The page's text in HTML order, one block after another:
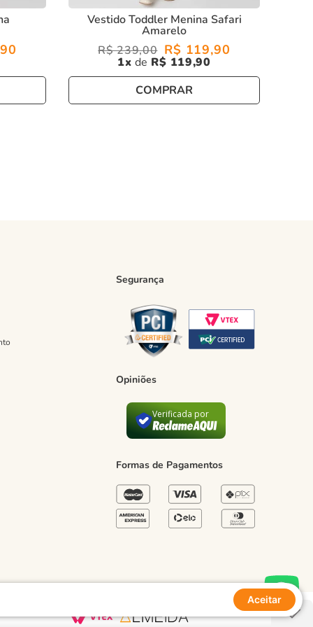
Aceitar
90
Vestido Toddler Menina Safari
Amarelo
R$ 239,00 R$ 119,90
1 R$ 119,90
COMPRAR
Segurança
Opiniões
Verificada por
Formas de Pagamentos